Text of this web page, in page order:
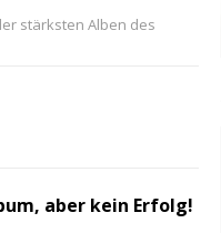
stärksten Alben des
aber kein Erfolg!